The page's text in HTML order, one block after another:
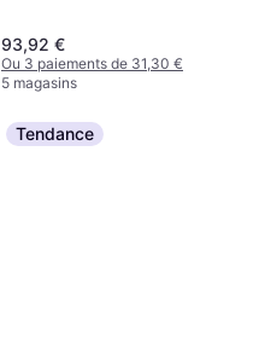
93,92 €
Ou 3 paiements de 31,30 €
5 magasins
Tendance